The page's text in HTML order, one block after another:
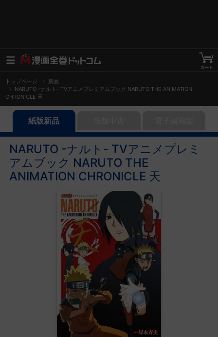
トップページ
新品
NARUTO -ナルト- TVアニメプレミアムブック NARUTO THE ANIMATION
CHRONICLE 天
紙版新品
NARUTO -ナルト- TVアニメプレミ
アムブック NARUTO THE
ANIMATION CHRONICLE 天